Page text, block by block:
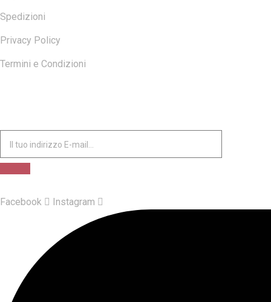
Spedizioni
Privacy Policy
Termini e Condizioni
Facebook Instagram